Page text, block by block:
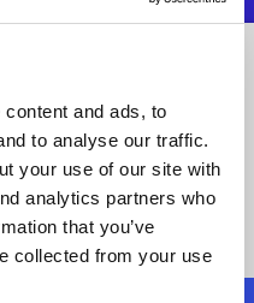
and ads, to
to analyse our traffic.
your use of our site with
analytics partners who
that you’ve
collected from your use